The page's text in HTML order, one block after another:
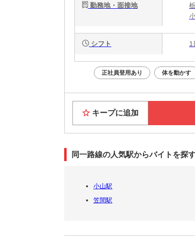
勤務地・面接地
シフト 1
正社員登用あり 体を動かす
キープに追加
同一路線の人気駅からバイトを探
小山駅
笠間駅